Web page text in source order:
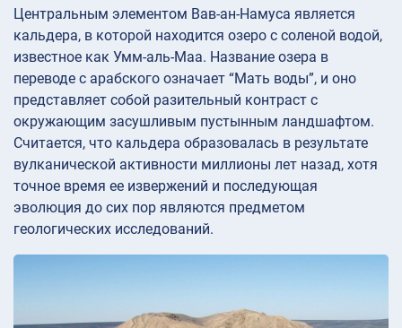
Центральным элементом Вав-ан-Намуса является
кальдера, в которой находится озеро с соленой водой,
известное как Умм-аль-Маа. Название озера в
переводе с арабского означает “Мать воды”, и оно
представляет собой разительный контраст с
окружающим засушливым пустынным ландшафтом.
Считается, что кальдера образовалась в результате
вулканической активности миллионы лет назад, хотя
точное время ее извержений и последующая
эволюция до сих пор являются предметом
геологических исследований.